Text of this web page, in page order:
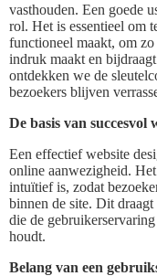
vasthouden. Een goede
rol. Het is essentieel om
functioneel maakt, om
indruk maakt en
ontdekken we de
bezoekers blijven
De basis van succesvol
Een effectief website
online aanwezigheid.
intuïtief is, zodat
binnen de site. Dit
die de
houdt.
Belang van een